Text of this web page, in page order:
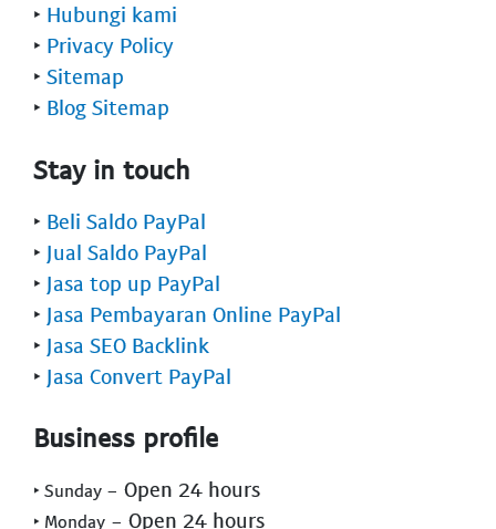
‣ Hubungi kami
‣ Privacy Policy
‣ Sitemap
‣ Blog Sitemap
Stay in touch
‣ Beli Saldo PayPal
‣ Jual Saldo PayPal
‣ Jasa top up PayPal
‣ Jasa Pembayaran Online PayPal
‣ Jasa SEO Backlink
‣ Jasa Convert PayPal
Business profile
‣ Sunday - Open 24 hours
‣ Monday - Open 24 hours